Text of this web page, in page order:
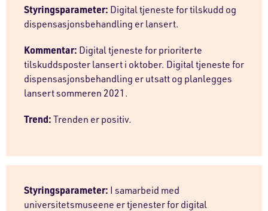
Styringsparameter: Digital tjeneste for tilskudd og
dispensasjonsbehandling er lansert.
Kommentar: Digital tjeneste for prioriterte
tilskuddsposter lansert i oktober. Digital tjeneste for
dispensasjonsbehandling er utsatt og planlegges
lansert sommeren 2021.
Trend:Trenden er positiv.
Styringsparameter: I samarbeid med
universitetsmuseene er tjenester for digital